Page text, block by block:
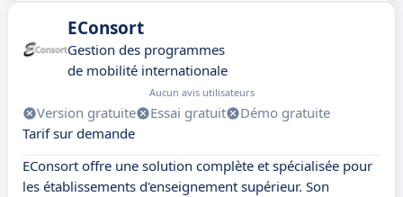
EConsort
Gestion des programmes
de mobilité internationale
Aucun avis utilisateurs
Version gratuite Essai gratuit
Démo gratuite
Tarif sur demande
EConsort offre une solution complète et spécialisée pour
les établissements d'enseignement supérieur. Son